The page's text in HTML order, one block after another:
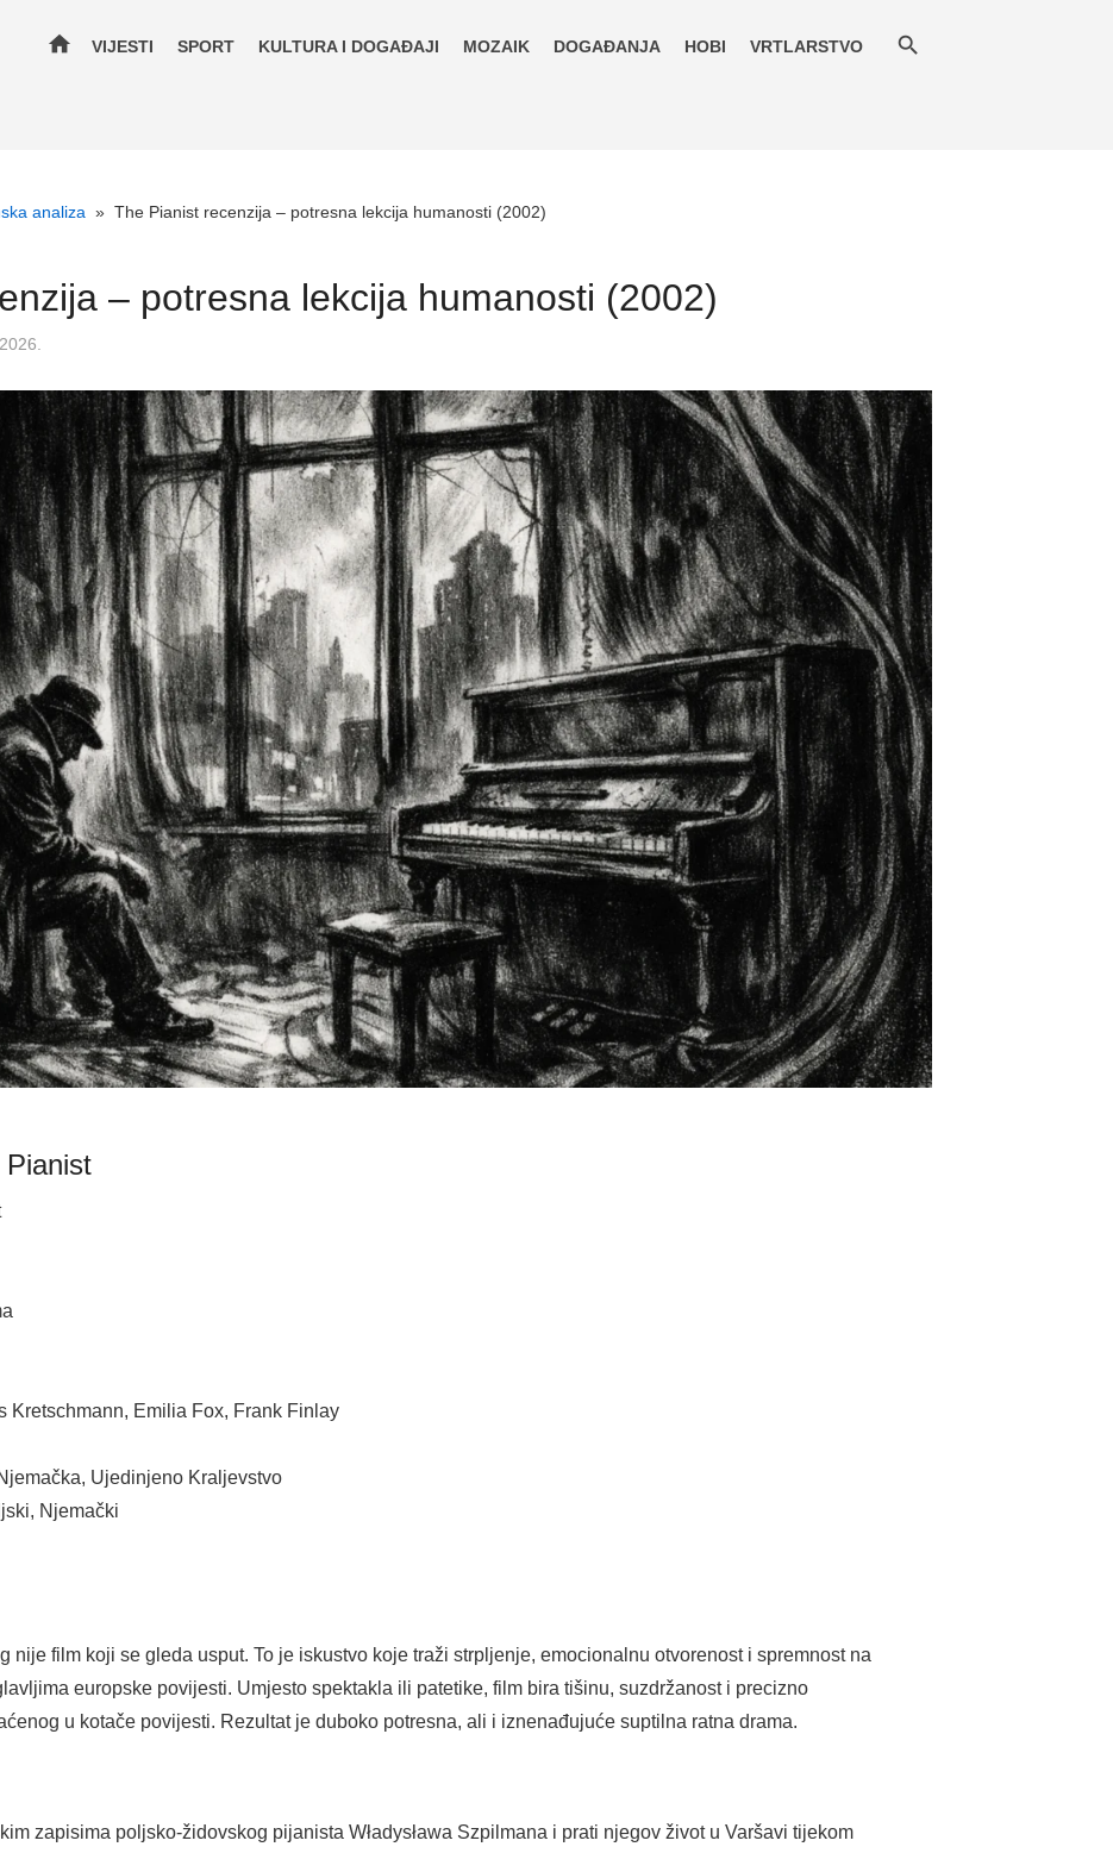
home VIJESTI SPORT KULTURA I DOGAĐAJI MOZAIK DOGAĐANJA HOBI VRTLARSTVO
analiza » The Pianist recenzija – potresna lekcija humanosti (2002)
– potresna lekcija humanosti (2002)
Kretschmann, Emilia Fox, Frank Finlay
Ujedinjeno Kraljevstvo
Njemački
nije film koji se gleda usput. To je iskustvo koje traži strpljenje, emocionalnu otvorenost i spremnost na
europske povijesti. Umjesto spektakla ili patetike, film bira tišinu, suzdržanost i precizno
u kotače povijesti. Rezultat je duboko potresna, ali i iznenađujuće suptilna ratna drama.
zapisima poljsko-židovskog pijanista Władysława Szpilmana i prati njegov život u Varšavi tijekom